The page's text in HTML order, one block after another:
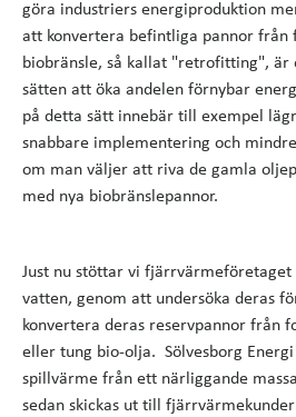
göra industriers energiproduktion
att konvertera befintliga pannor från
biobränsle, så kallat "retrofitting", är
sätten att öka andelen förnybar
på detta sätt innebär till exempel
snabbare implementering och
om man väljer att riva de gamla
med nya biobränslepannor.
Just nu stöttar vi fjärrvärmeföretaget
vatten, genom att undersöka deras
konvertera deras reservpannor från
eller tung bio-olja. Sölvesborg
spillvärme från ett närliggande
sedan skickas ut till